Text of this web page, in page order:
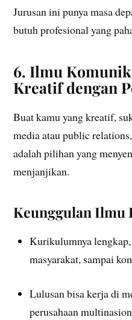
Jurusan ini punya masa
butuh profesional yang
6. Ilmu
Kreatif dengan
Buat kamu yang kreatif,
media atau public
adalah pilihan yang
menjanjikan.
Keunggulan Ilmu
Kurikulumnya
masyarakat, sampai
Lulusan bisa kerja di
perusahaan